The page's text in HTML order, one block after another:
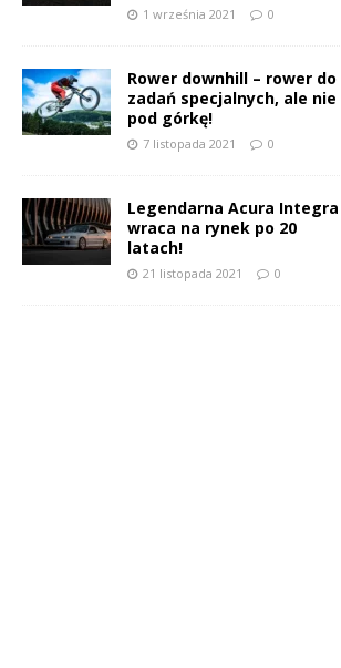
1 września 2021 0
Rower downhill – rower do
zadań specjalnych, ale nie
pod górkę!
7 listopada 2021 0
Legendarna Acura Integra
wraca na rynek po 20
latach!
21 listopada 2021 0